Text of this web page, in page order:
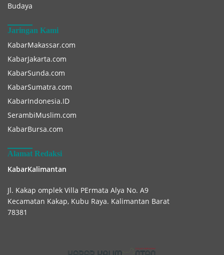
Budaya
Jaringan Kami
KabarMakassar.com
KabarJakarta.com
KabarSunda.com
KabarSumatra.com
KabarIndonesia.ID
SerambiMuslim.com
KabarBursa.com
Alamat Redaksi
KabarKalimantan
Jl. Kakap omplek Villa PErmata Alya No. A9
Kecamatan Kakap, Kubu Raya. Kalimantan Barat
78381